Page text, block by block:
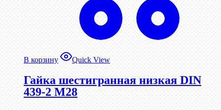
В корзину Quick View
Гайка шестигранная низкая DIN
439-2 М28